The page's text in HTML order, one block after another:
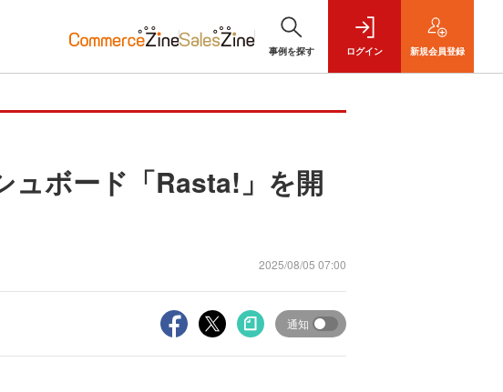
事例を探す ログイン 新規会員登録
ュボード「Rasta!」を開
2025/08/05 07:00
通知